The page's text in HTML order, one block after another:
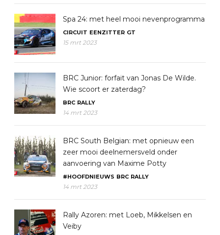
Spa 24: met heel mooi nevenprogramma
CIRCUIT EENZITTER GT
15 mrt 2023
BRC Junior: forfait van Jonas De Wilde.
Wie scoort er zaterdag?
BRC RALLY
14 mrt 2023
BRC South Belgian: met opnieuw een
zeer mooi deelnemersveld onder
aanvoering van Maxime Potty
#HOOFDNIEUWS BRC RALLY
14 mrt 2023
Rally Azoren: met Loeb, Mikkelsen en
Veiby